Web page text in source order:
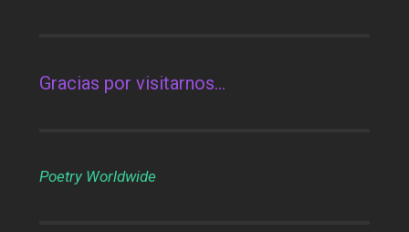
Gracias por visitarnos…
Poetry Worldwide